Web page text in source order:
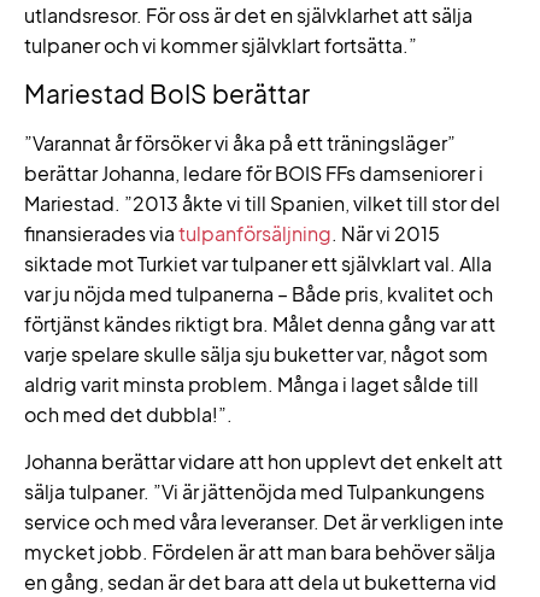
utlandsresor. För oss är det en självklarhet att sälja
tulpaner och vi kommer självklart fortsätta.”
Mariestad BoIS berättar
”Varannat år försöker vi åka på ett träningsläger”
berättar Johanna, ledare för BOIS FFs damseniorer i
Mariestad. ”2013 åkte vi till Spanien, vilket till stor del
finansierades viatulpanförsäljning. När vi 2015
siktade mot Turkiet var tulpaner ett självklart val. Alla
var ju nöjda med tulpanerna – Både pris, kvalitet och
förtjänst kändes riktigt bra. Målet denna gång var att
varje spelare skulle sälja sju buketter var, något som
aldrig varit minsta problem. Många i laget sålde till
och med det dubbla!”.
Johanna berättar vidare att hon upplevt det enkelt att
sälja tulpaner. ”Vi är jättenöjda med Tulpankungens
service och med våra leveranser. Det är verkligen inte
mycket jobb. Fördelen är att man bara behöver sälja
en gång, sedan är det bara att dela ut buketterna vid